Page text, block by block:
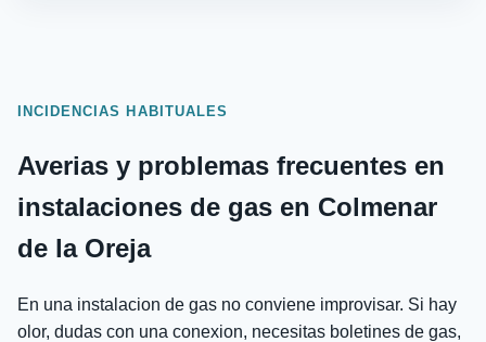
INCIDENCIAS HABITUALES
Averias y problemas frecuentes en
instalaciones de gas en Colmenar
de la Oreja
En una instalacion de gas no conviene improvisar. Si hay
olor, dudas con una conexion, necesitas boletines de gas,